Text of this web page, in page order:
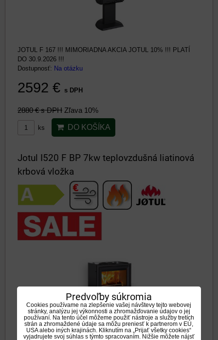
JOTUL F 167 !!! MIMORIADNA AKCIA JOTUL 10% !!! PLATÍ
DO 30.9.2026 !!!
Dostupnosť: Na otázku
2592 € s DPH
2880 €s DPH Zľava 10%
ks DO KOŠÍKA
Jotul I520 F BP 7kw teplovzdušná liatinová
krbová vložka
JOTUL I 520 F BP !!! MIMORIADNA AKCIA JOTUL 10% !!!
Predvoľby súkromia
Cookies používame na zlepšenie vašej návštevy tejto webovej
stránky, analýzu jej výkonnosti a zhromažďovanie údajov o jej
používaní. Na tento účel môžeme použiť nástroje a služby tretích
strán a zhromaždené údaje sa môžu preniesť k partnerom v EÚ,
USA alebo iných krajinách. Kliknutím na „Prijať všetky cookies“
vyjadrujete svoj súhlas s týmto spracovaním. Nižšie môžete nájsť